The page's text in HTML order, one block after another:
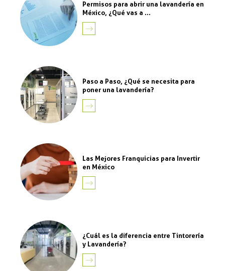
Permisos para abrir una lavandería en
México, ¿Qué vas a ...
LEER
MÁS
Paso a Paso, ¿Qué se necesita para
poner una lavandería?
LEER
MÁS
Las Mejores Franquicias para Invertir
en México
LEER
MÁS
¿Cuál es la diferencia entre Tintorería
y Lavandería?
LEER
MÁS